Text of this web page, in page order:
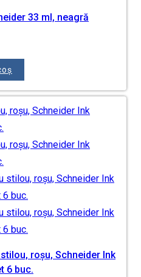
33 ml, neagră
roșu, Schneider Ink
6 buc.